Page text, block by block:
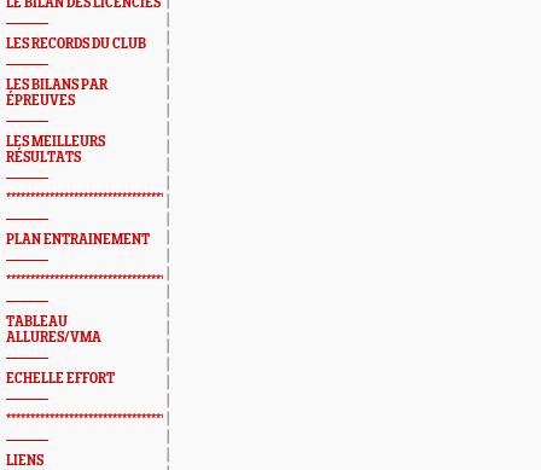
LES RECORDS DU CLUB
LES BILANS PAR
ÉPREUVES
LES MEILLEURS
RÉSULTATS
*************************************************
PLAN ENTRAINEMENT
*************************************************
TABLEAU
ALLURES/VMA
ECHELLE EFFORT
*************************************************
LIENS